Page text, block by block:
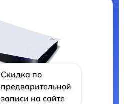
Скидка по
предварительной
записи на сайте